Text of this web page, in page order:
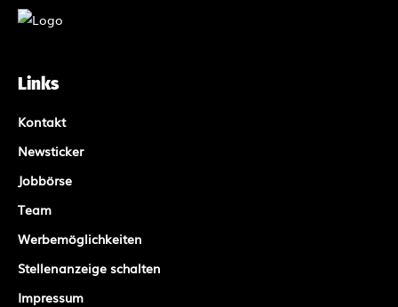
Links
Kontakt
Newsticker
Jobbörse
Team
Werbemöglichkeiten
Stellenanzeige schalten
Impressum